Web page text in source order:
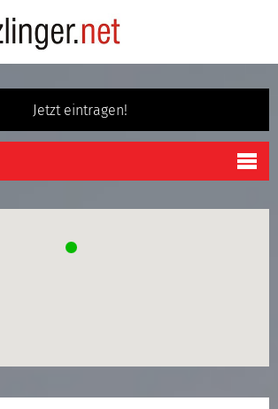
Jetzt eintragen!